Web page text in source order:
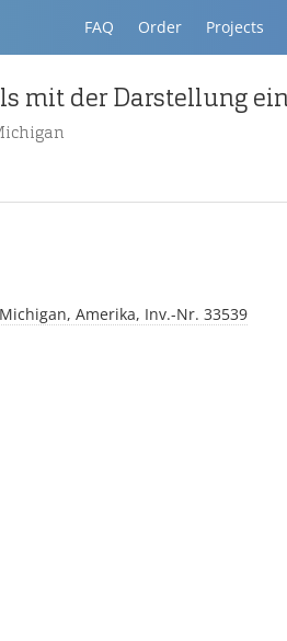
FAQ Order Projects
Amerika, Inv.-Nr. 33539